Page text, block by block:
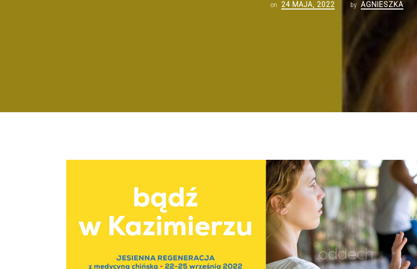
on 24 MAJA, 2022 by AGNIESZKA